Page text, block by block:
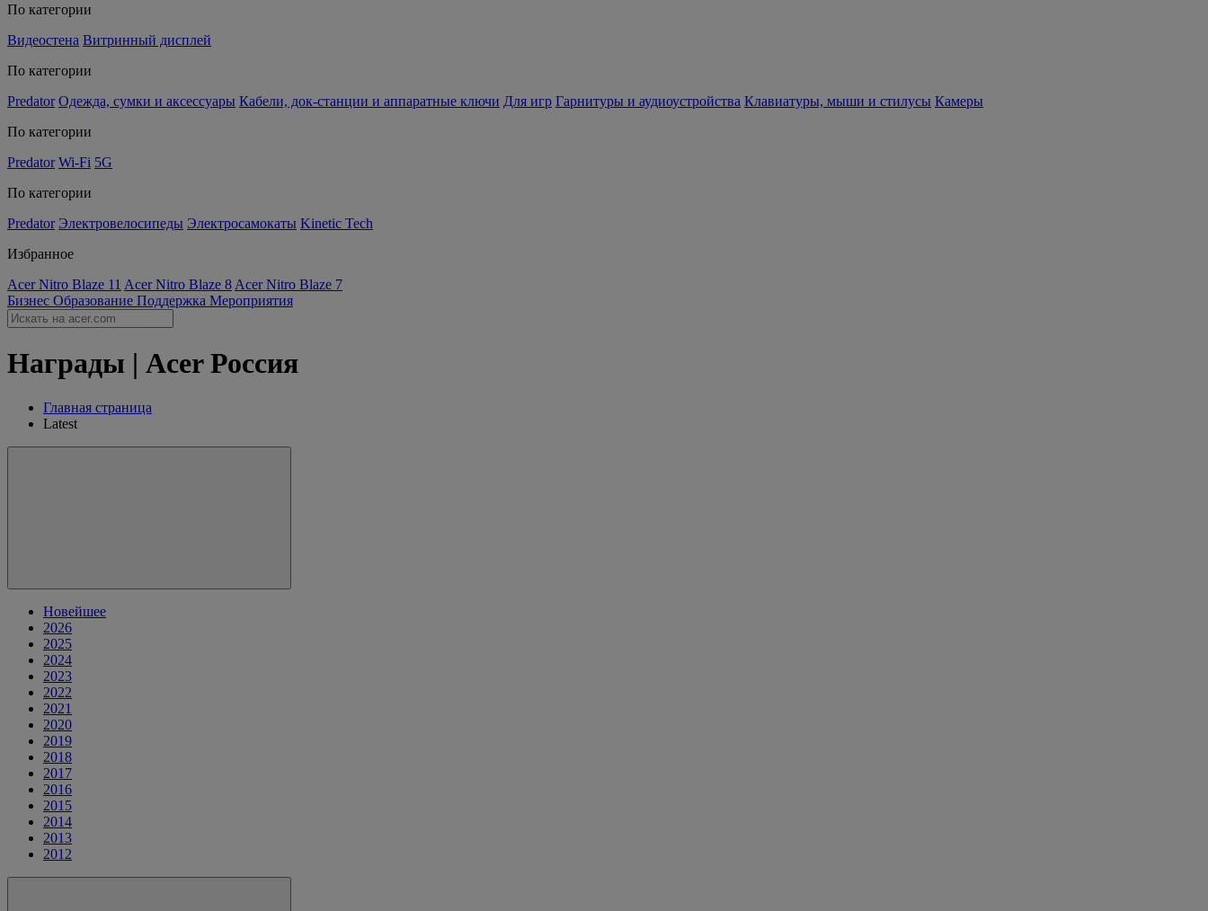
По категории
Видеостена Витринный дисплей
По категории
Predator Одежда, сумки и аксессуары Кабели, док-станции и аппаратные ключи Для игр Гарнитуры и аудиоустройства Клавиатуры, мыши и стилусы Камеры
По категории
Predator Wi-Fi 5G
По категории
Predator Электровелосипеды Электросамокаты Kinetic Tech
Избранное
Acer Nitro Blaze 11 Acer Nitro Blaze 8 Acer Nitro Blaze 7
Бизнес Образование Поддержка Мероприятия
Награды | Acer Россия
Главная страница
Latest
Новейшее
2026
2025
2024
2023
2022
2021
2020
2019
2018
2017
2016
2015
2014
2013
2012